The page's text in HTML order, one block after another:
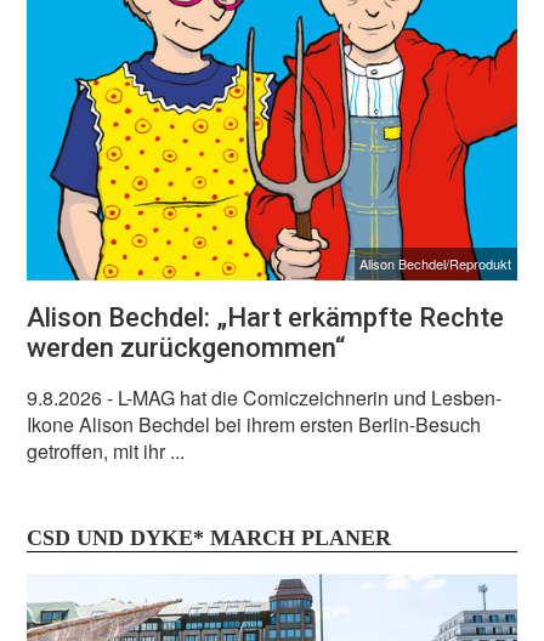
Alison Bechdel/Reprodukt
Alison Bechdel: „Hart erkämpfte Rechte
werden zurückgenommen“
9.8.2026- L-MAG hat die Comiczeichnerin und Lesben-
Ikone Alison Bechdel bei ihrem ersten Berlin-Besuch
getroffen, mit ihr ...
CSD UND DYKE* MARCH PLANER